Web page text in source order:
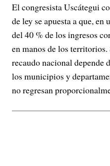
El congresista Uscátegui
de ley se apuesta a que, en
del 40 % de los ingresos
en manos de los
recaudo nacional depende
los municipios y
no regresan